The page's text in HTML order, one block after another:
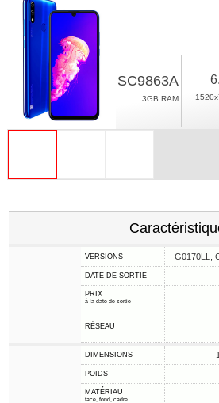
SC9863A
3GB RAM
VERSIONS G0170LL,
DATE DE SORTIE
PRIX
à la date de sortie
RÉSEAU
DIMENSIONS
POIDS
MATÉRIAU
face, fond, cadre